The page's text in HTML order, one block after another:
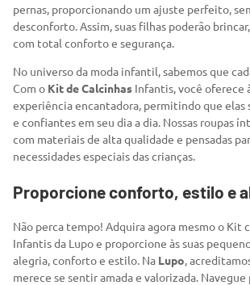
pernas, proporcionando um ajuste perfeito,
desconforto. Assim, suas filhas poderão
com total conforto e segurança.
No universo da moda infantil, sabemos que
Com o Kit de Calcinhas Infantis, você oferece
experiência encantadora, permitindo que elas
e confiantes em seu dia a dia. Nossas roupas
com materiais de alta qualidade e pensadas
necessidades especiais das crianças.
Proporcione conforto, estilo e
Não perca tempo! Adquira agora mesmo o Kit
Infantis da Lupo e proporcione às suas
alegria, conforto e estilo. Na Lupo,
merece se sentir amada e valorizada. Navegue